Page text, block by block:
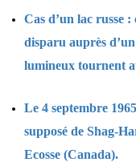
Cas d’un lac russe
disparu auprès
lumineux tournent
Le 4 septembre
supposé de Shag-
Ecosse (Canada).